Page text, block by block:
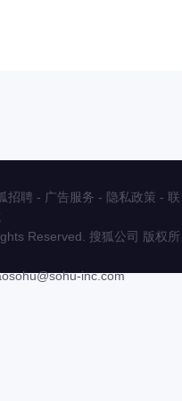
招聘 - 广告服务 - 隐私政策 - 联
Reserved. 搜狐公司 版权所
inc.com